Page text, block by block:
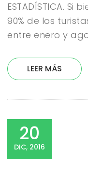
ESTADÍSTICA. Si
90% de los
entre enero y
LEER MÁS
20
DIC, 2016